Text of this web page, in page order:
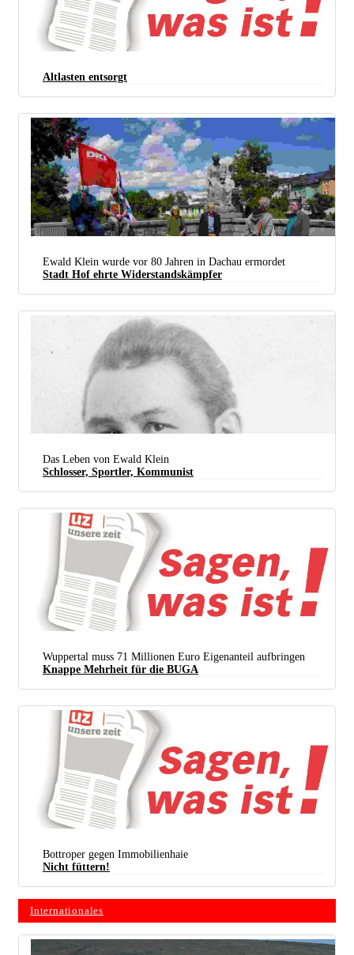
Altlasten entsorgt
Antifaschistisches Gedenken an Ewald Klein auf der „­Friedrich-Ebert-Brücke“ in Hof. (Foto:
Ewald Klein wurde vor 80 Jahren in Dachau ermordet
Stadt Hof ehrte ­Widerstandskämpfer
(Foto: Archiv Randolph Oechslein)
Das Leben von Ewald Klein
Schlosser, Sportler, Kommunist
Wuppertal muss 71 Millionen Euro Eigenanteil aufbringen
Knappe Mehrheit für die BUGA
Bottroper gegen Immobilienhaie
Nicht füttern!
Internationales